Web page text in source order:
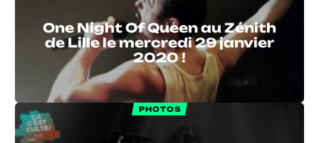
One Night Of Queen au Zénith
de Lille le mercredi 29 janvier
2020 !
PHOTOS